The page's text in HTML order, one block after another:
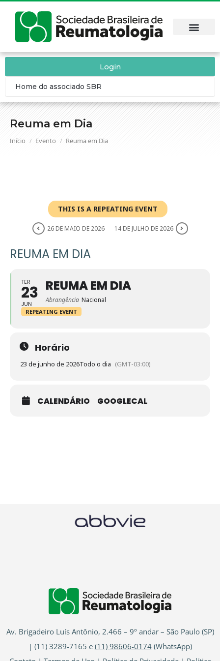
Reuma em Dia
Você está aqui:
Início Evento Reuma em Dia
Login
Home do associado SBR
THIS IS A REPEATING EVENT
26 DE MAIO DE 2026 14 DE JULHO DE 2026
REUMA EM DIA
TER
23
JUN
REUMA EM DIA
Abrangência Nacional
REPEATING EVENT
Horário
23 de junho de 2026Todo o dia (GMT-03:00)
CALENDÁRIO GOOGLECAL
Av. Brigadeiro Luís Antônio, 2.466 – 9º andar – São Paulo (SP)
| (11) 3289-7165 e (11) 98606-0174(WhatsApp)